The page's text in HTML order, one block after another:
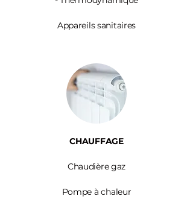
Appareils sanitaires
CHAUFFAGE
Chaudière gaz
Pompe à chaleur